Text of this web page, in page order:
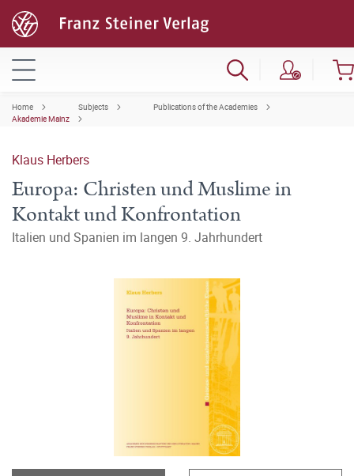
Home Subjects
Publications of the Academies
Akademie Mainz
Klaus Herbers
Europa: Christen und Muslime in
Kontakt und Konfrontation
Italien und Spanien im langen 9. Jahrhundert